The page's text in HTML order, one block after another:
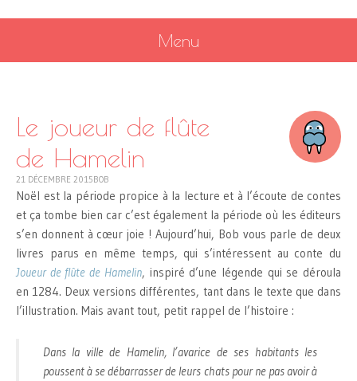
Menu
CONTENT
Le joueur de flûte
de Hamelin
21 DÉCEMBRE 2015BOB
Noël est la période propice à la lecture et à l’écoute de contes
et ça tombe bien car c’est également la période où les éditeurs
s’en donnent à cœur joie ! Aujourd’hui, Bob vous parle de deux
livres parus en même temps, qui s’intéressent au conte du
Joueur de flûte de Hamelin, inspiré d’une légende qui se déroula
en 1284. Deux versions différentes, tant dans le texte que dans
l’illustration. Mais avant tout, petit rappel de l’histoire :
Dans la ville de Hamelin, l’avarice de ses habitants les
poussent à se débarrasser de leurs chats pour ne pas avoir à